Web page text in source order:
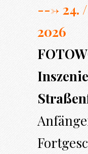
---> 24.
2026